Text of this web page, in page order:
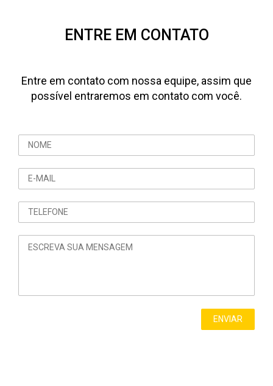
ENTRE EM CONTATO
Entre em contato com nossa equipe, assim que
possível entraremos em contato com você.